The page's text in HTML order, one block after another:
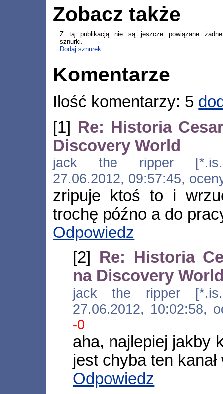
Zobacz także
Z tą publikacją nie są jeszcze powiązane żadne
sznurki.
Dodaj sznurek
Komentarze
Ilość komentarzy: 5
[1] Re: Historia
Discovery World
jack the ripper
27.06.2012, 09:57:45,
zripuje ktoś to i
trochę późno a do
Odpowiedz
[2] Re: Historia
na Discovery
jack the ripper
27.06.2012, 10:02:58,
-0
aha, najlepiej jakby
jest chyba ten
Odpowiedz